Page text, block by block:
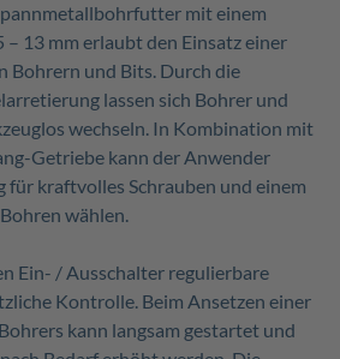
mit einem
– 13 mm erlaubt den Einsatz einer
Bohrern und Bits. Durch die
lassen sich Bohrer und
wechseln. In Kombination mit
Getriebe kann der Anwender
für kraftvolles Schrauben und einem
wählen.
Ein- / Ausschalter regulierbare
Kontrolle. Beim Ansetzen einer
kann langsam gestartet und